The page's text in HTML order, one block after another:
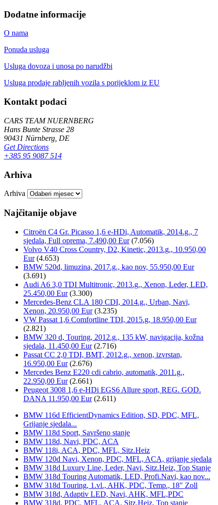
Dodatne informacije
O nama
Ponuda usluga
Usluga dovoza i unosa po narudžbi
Usluga prodaje rabljenih vozila s porijeklom iz EU
Kontakt podaci
CARS TEAM NUERNBERG
Hans Bunte Strasse 28
90431 Nürnberg, DE
Get Directions
+385 95 9087 514
Arhiva
Arhiva
Najčitanije objave
Citroën C4 Gr. Picasso 1,6 e-HDi, Automatik, 2014.g., 7
sjedala, Full oprema, 7.490,00 Eur (7.056)
Volvo V40 Cross Country, D2, Kinetic, 2013.g., 10.950,00
Eur (4.653)
BMW 520d, limuzina, 2017.g., kao nov, 55.950,00 Eur
(3.691)
Audi A6 3,0 TDI Multitronic, 2013.g., Xenon, Leder, LED,
25.450,00 Eur (3.300)
Mercedes-Benz CLA 180 CDI, 2014.g., Urban, Navi,
Xenon, 20.950,00 Eur (3.235)
VW Passat 1,6 Comfortline TDI, 2015.g, 18.950,00 Eur
(2.821)
BMW 320 d, Touring, 2012.g., 135 kW, navigacija, kožna
sjedala, 11.450,00 Eur (2.716)
Passat CC 2,0 TDI, BMT, 2012.g., xenon, izvrstan,
16.950,00 Eur (2.676)
Mercedes Benz E220 cdi cabrio, automatik, 2011.g.,
22.950,00 Eur (2.661)
Peugeot 3008 1,6 e-HDi EGS6 Allure sport, REG. GOD.
DANA 11.950,00 Eur (2.611)
BMW 116d EfficientDynamics Edition, SD, PDC, MFL,
Grijanje sjedala...
BMW 118d Sport, Savršeno stanje
BMW 118d, Navi, PDC, ACA
BMW 118i, ACA, PDC, MFL, Sitz.Heiz
BMW 120d Navi, Xenon, PDC, MFL, ACA, grijanje sjedala
BMW 318d Luxury Line, Leder, Navi, Sitz.Heiz, Top Stanje
BMW 318d Touring Automatik, LED, Profi.Navi, kao nov...
BMW 318d Touring, 1.vl., AHK, PDC, Temp., 18" Zoll
BMW 318d, Adaptiv LED, Navi, AHK, MFL,PDC
BMW 318d, PDC, MFL, ACA, Sitz.Heiz, Top stanje